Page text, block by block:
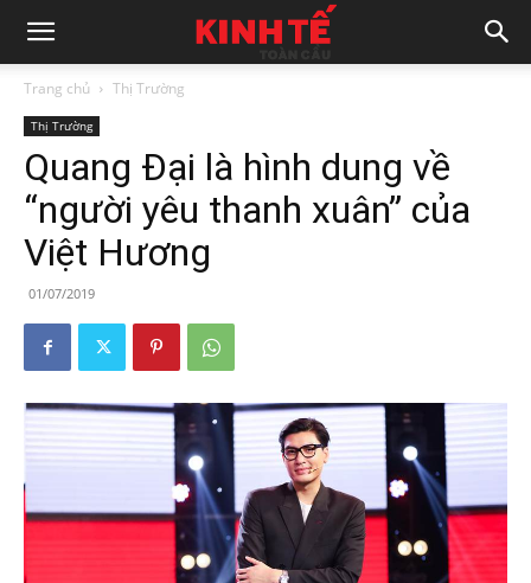
Trang chủ Thị Trường
Thị Trường
Quang Đại là hình dung về
“người yêu thanh xuân” của
Việt Hương
01/07/2019